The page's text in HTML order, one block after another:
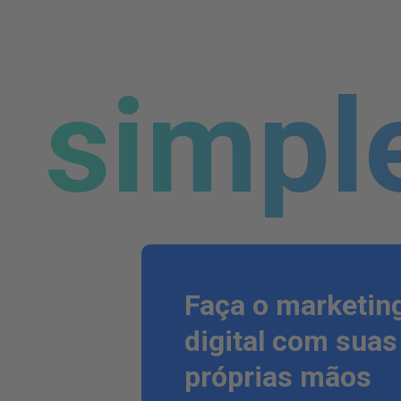
Faça o
digital com suas
próprias mãos